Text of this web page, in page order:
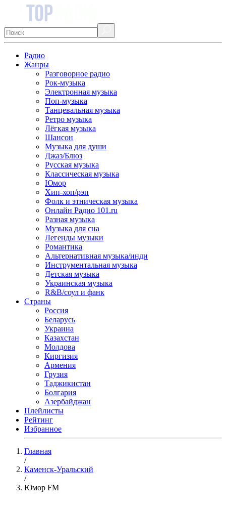
Радио
Жанры
Разговорное радио
Рок-музыка
Электронная музыка
Поп-музыка
Танцевальная музыка
Ретро музыка
Лёгкая музыка
Шансон
Музыка для души
Джаз/Блюз
Русская музыка
Классическая музыка
Юмор
Хип-хоп/рэп
Фолк и этническая музыка
Онлайн Радио 101.ru
Разная музыка
Музыка для сна
Легенды музыки
Романтика
Альтернативная музыка/инди
Инструментальная музыка
Детская музыка
Украинская музыка
R&B/cоул и фанк
Страны
Россия
Беларусь
Украина
Казахстан
Молдова
Киргизия
Армения
Грузия
Таджикистан
Болгария
Азербайджан
Плейлисты
Рейтинг
Избранное
Главная
/
Каменск-Уральский
/
Юмор FM